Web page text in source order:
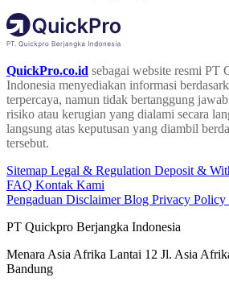
QuickPro.co.id sebagai website resmi PT
Indonesia menyediakan informasi
terpercaya, namun tidak bertanggung
risiko atau kerugian yang dialami secara
langsung atas keputusan yang diambil
tersebut.
Sitemap Legal & Regulation Deposit &
FAQ Kontak Kami
Pengaduan DisclaimerBlog Privacy Policy
PT Quickpro Berjangka Indonesia
Menara Asia Afrika Lantai 12 Jl. Asia
Bandung